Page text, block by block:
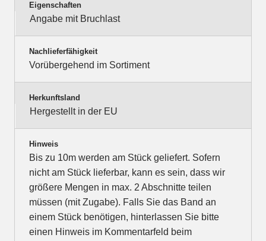
Eigenschaften
Angabe mit Bruchlast
Nachlieferfähigkeit
Vorübergehend im Sortiment
Herkunftsland
Hergestellt in der EU
Hinweis
Bis zu 10m werden am Stück geliefert. Sofern
nicht am Stück lieferbar, kann es sein, dass wir
größere Mengen in max. 2 Abschnitte teilen
müssen (mit Zugabe). Falls Sie das Band an
einem Stück benötigen, hinterlassen Sie bitte
einen Hinweis im Kommentarfeld beim